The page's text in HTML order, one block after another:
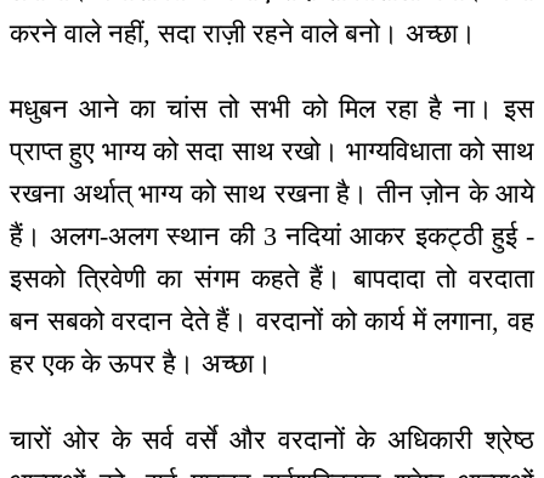
करने वाले नहीं, सदा राज़ी रहने वाले बनो। अच्छा।
मधुबन आने का चांस तो सभी को मिल रहा है ना। इस
प्राप्त हुए भाग्य को सदा साथ रखो। भाग्यविधाता को साथ
रखना अर्थात् भाग्य को साथ रखना है। तीन ज़ोन के आये
हैं। अलग-अलग स्थान की 3 नदियां आकर इकट्ठी हुई -
इसको त्रिवेणी का संगम कहते हैं। बापदादा तो वरदाता
बन सबको वरदान देते हैं। वरदानों को कार्य में लगाना, वह
हर एक के ऊपर है। अच्छा।
चारों ओर के सर्व वर्से और वरदानों के अधिकारी श्रेष्ठ